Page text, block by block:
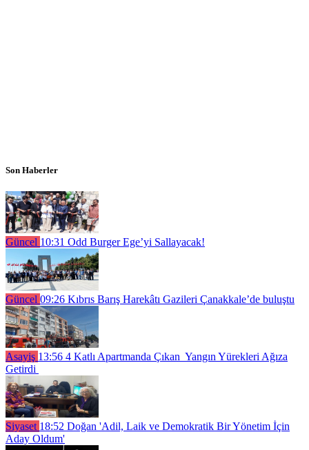
Son Haberler
Güncel 10:31 Odd Burger Ege’yi Sallayacak!
Güncel 09:26 Kıbrıs Barış Harekâtı Gazileri Çanakkale’de buluştu
Asayiş 13:56 4 Katlı Apartmanda Çıkan Yangın Yürekleri Ağıza
Getirdi
Siyaset 18:52 Doğan 'Adil, Laik ve Demokratik Bir Yönetim İçin
Aday Oldum'